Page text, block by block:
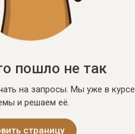
пошло не так
на запросы. Мы уже в курсе
и решаем её.
страницу